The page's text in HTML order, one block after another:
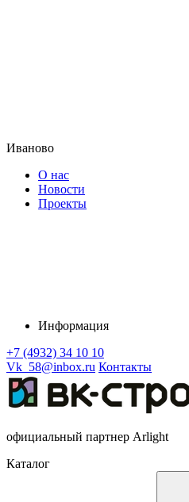
Иваново
О нас
Новости
Проекты
Информация
+7 (4932) 34 10 10
Vk_58@inbox.ru Контакты
официальный партнер Arlight
Каталог